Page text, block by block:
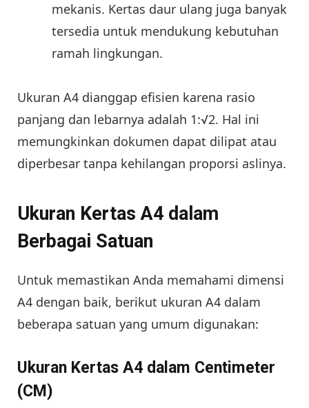
mekanis. Kertas daur ulang juga banyak
tersedia untuk mendukung kebutuhan
ramah lingkungan.
Ukuran A4 dianggap efisien karena rasio
panjang dan lebarnya adalah 1:√2. Hal ini
memungkinkan dokumen dapat dilipat atau
diperbesar tanpa kehilangan proporsi aslinya.
Ukuran Kertas A4 dalam
Berbagai Satuan
Untuk memastikan Anda memahami dimensi
A4 dengan baik, berikut ukuran A4 dalam
beberapa satuan yang umum digunakan:
Ukuran Kertas A4 dalam Centimeter
(CM)